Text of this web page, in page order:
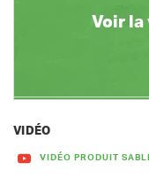
Voir
VIDÉO
VIDÉO PRODUIT